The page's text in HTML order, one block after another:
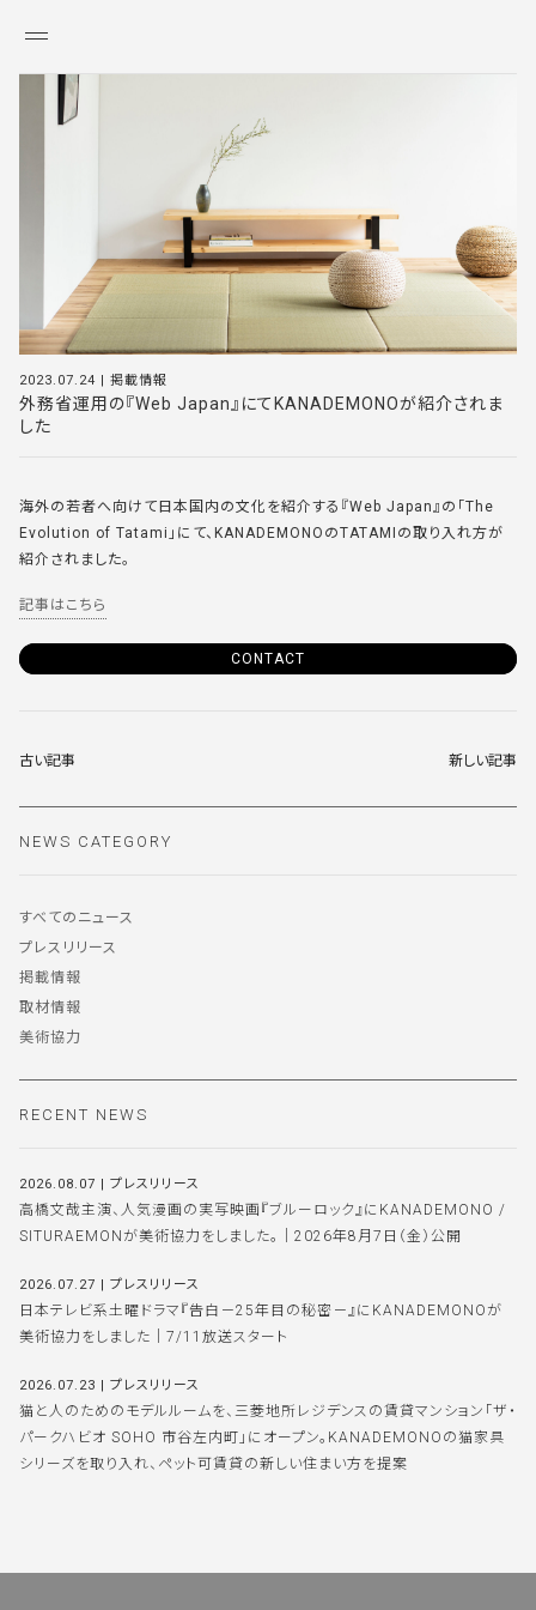
2023.07.24 | 掲載情報
外務省運用の『Web Japan』にてKANADEMONOが紹介されま
した
海外の若者へ向けて日本国内の文化を紹介する『Web Japan』の「The
Evolution of Tatami」にて、KANADEMONOのTATAMIの取り入れ方が
紹介されました。
記事はこちら
CONTACT
古い記事 新しい記事
NEWS CATEGORY
すべてのニュース
プレスリリース
掲載情報
取材情報
美術協力
RECENT NEWS
2026.08.07 | プレスリリース
高橋文哉主演、人気漫画の実写映画『ブルーロック』にKANADEMONO /
SITURAEMONが美術協力をしました。｜2026年8月7日（金）公開
2026.07.27 | プレスリリース
日本テレビ系土曜ドラマ『告白－25年目の秘密－』にKANADEMONOが
美術協力をしました｜7/11放送スタート
2026.07.23 | プレスリリース
猫と人のためのモデルルームを、三菱地所レジデンスの賃貸マンション「ザ・
パークハビオ SOHO 市谷左内町」にオープン。KANADEMONOの猫家具
シリーズを取り入れ、ペット可賃貸の新しい住まい方を提案